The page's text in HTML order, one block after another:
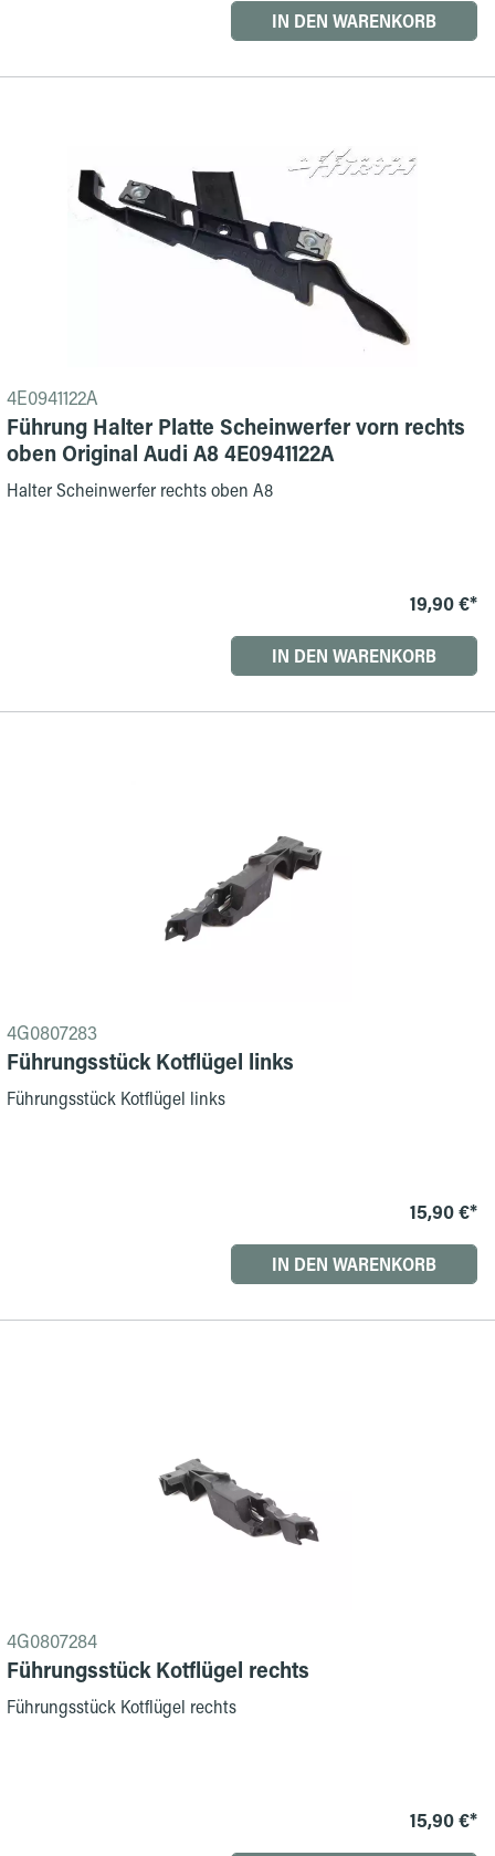
IN DEN WARENKORB
4E0941122A
Führung Halter Platte Scheinwerfer vorn rechts
oben Original Audi A8 4E0941122A
Halter Scheinwerfer rechts oben A8
19,90 €*
IN DEN WARENKORB
4G0807283
Führungsstück Kotflügel links
Führungsstück Kotflügel links
15,90 €*
IN DEN WARENKORB
4G0807284
Führungsstück Kotflügel rechts
Führungsstück Kotflügel rechts
15,90 €*